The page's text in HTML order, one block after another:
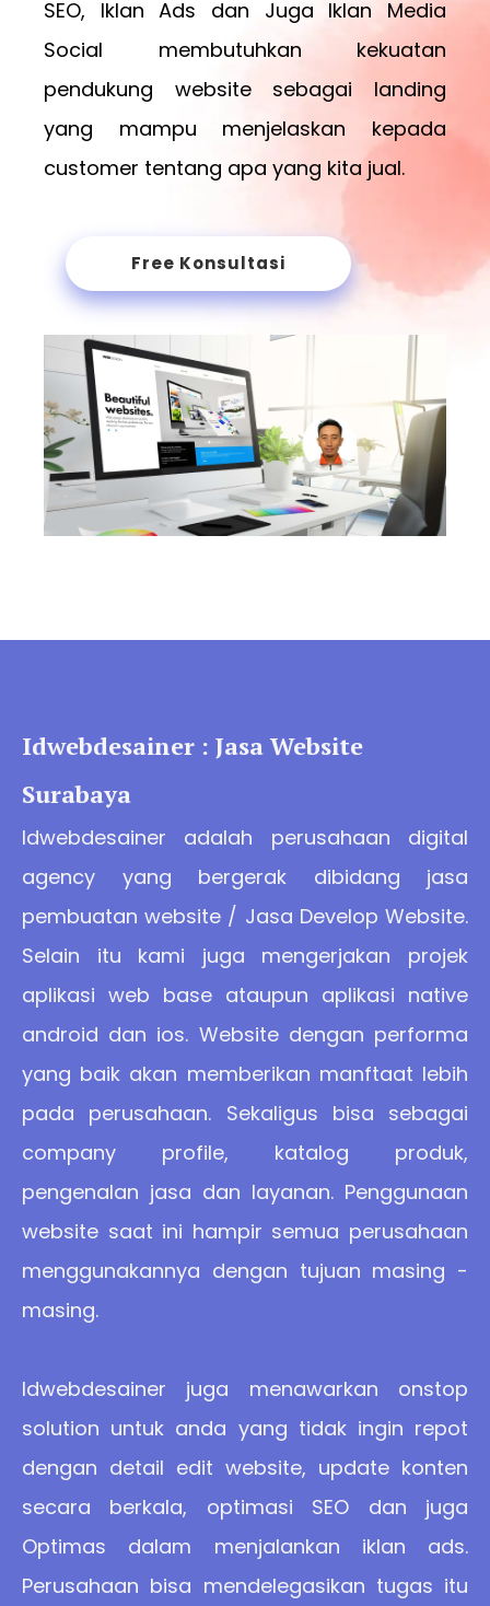
SEO, Iklan Ads dan Juga Iklan Media
Social membutuhkan kekuatan
pendukung website sebagai landing
yang mampu menjelaskan kepada
customer tentang apa yang kita jual.
Free Konsultasi
Idwebdesainer : Jasa Website
Surabaya
Idwebdesainer adalah perusahaan digital
agency yang bergerak dibidang jasa
pembuatan website / Jasa Develop Website.
Selain itu kami juga mengerjakan projek
aplikasi web base ataupun aplikasi native
android dan ios. Website dengan performa
yang baik akan memberikan manftaat lebih
pada perusahaan. Sekaligus bisa sebagai
company profile, katalog produk,
pengenalan jasa dan layanan. Penggunaan
website saat ini hampir semua perusahaan
menggunakannya dengan tujuan masing -
masing.
Idwebdesainer juga menawarkan onstop
solution untuk anda yang tidak ingin repot
dengan detail edit website, update konten
secara berkala, optimasi SEO dan juga
Optimas dalam menjalankan iklan ads.
Perusahaan bisa mendelegasikan tugas itu